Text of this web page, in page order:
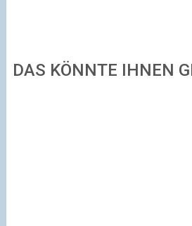
DAS KÖNNTE IHNEN